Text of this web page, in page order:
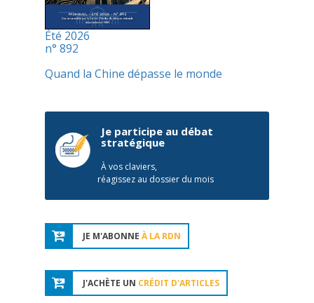
Été 2026
n° 892
Quand la Chine dépasse le monde
Je participe au débat
stratégique
À vos claviers,
réagissez au dossier du mois
JE M'ABONNE À LA RDN
J'ACHÈTE UN CRÉDIT D'ARTICLES